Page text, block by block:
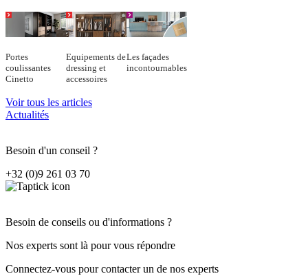
Portes
coulissantes
Cinetto
Equipements de
dressing et
accessoires
Les façades
incontournables
Voir tous les articles
Actualités
Besoin d'un conseil ?
+32 (0)9 261 03 70
Besoin de conseils ou d'informations ?
Nos experts sont là pour vous répondre
Connectez-vous pour contacter un de nos experts